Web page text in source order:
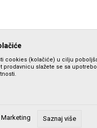
cena, ali ne možemo
svakom trenutku.
cookies (kolačiće) u cilju
prodavnicu slažete se sa
Marketing Saznaj više